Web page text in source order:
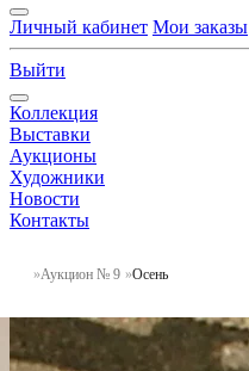
Личный кабинет Мои заказы
Выйти
Коллекция
Выставки
Аукционы
Художники
Новости
Контакты
Аукцион № 9 Осень